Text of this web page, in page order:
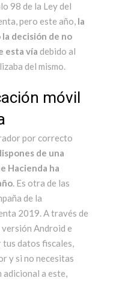
98 de la Ley del
pero este año, la
decisión de no
esta vía debido al
del mismo.
móvil
por correcto
de una
Hacienda ha
. Es otra de las
de la
2019. A través de
Android e
tus datos fiscales,
y si no necesitas
a este,